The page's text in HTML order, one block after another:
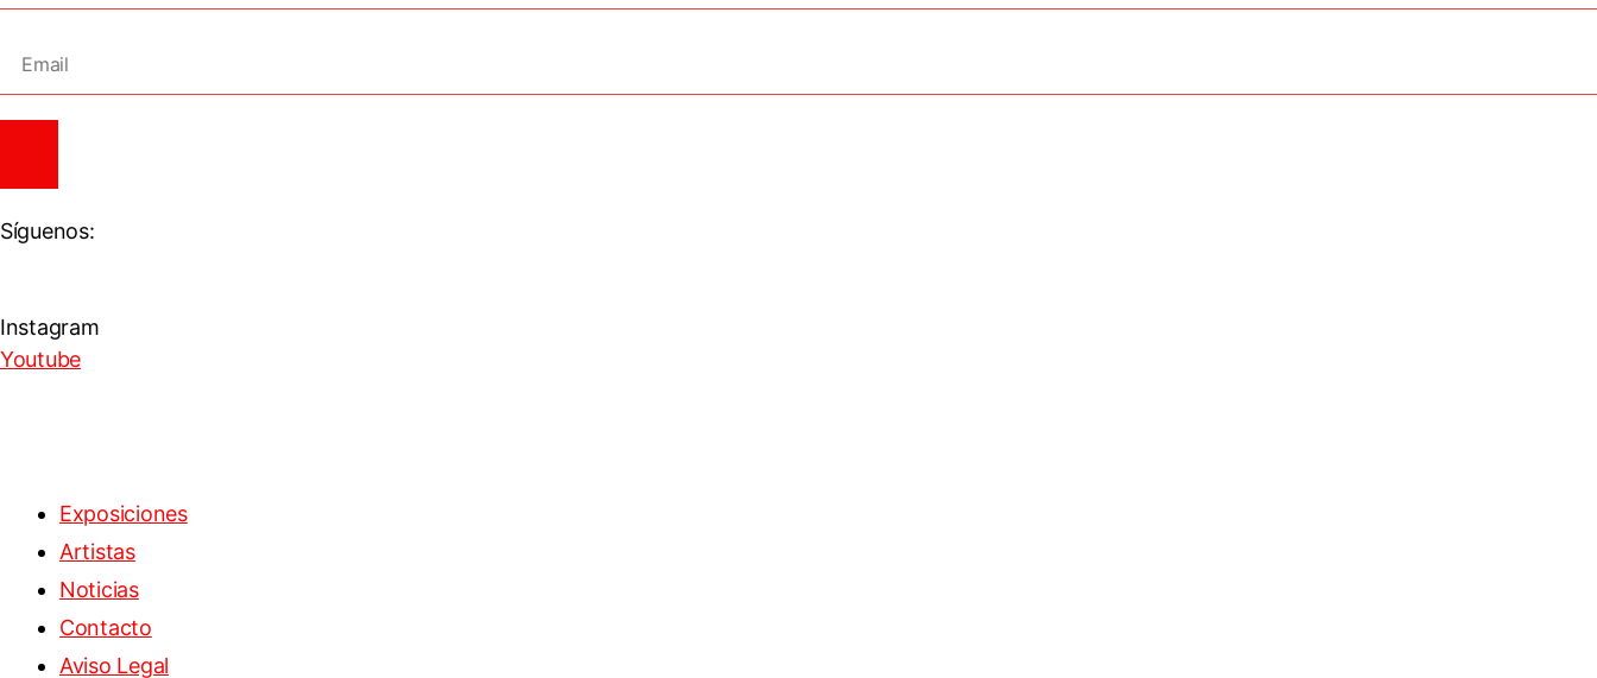
Síguenos:
Instagram
Youtube
Exposiciones
Artistas
Noticias
Contacto
Aviso Legal